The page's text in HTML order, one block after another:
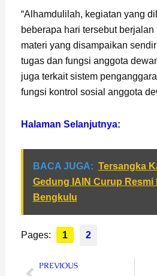
“Alhamdulilah, kegiatan yang
beberapa hari tersebut berjalan
materi yang disampaikan
tugas dan fungsi anggota
juga terkait sistem
fungsi kontrol sosial anggota
Halaman Selanjutnya:
BACA JUGA: Tersangka
Gedung IAIN Curup Resmi
Bengkulu
Pages: 1 2
Prev
PREVIOUS